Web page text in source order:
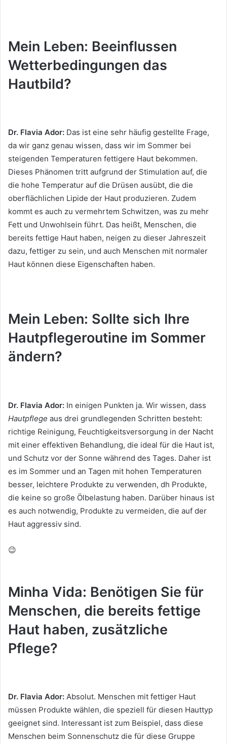
Mein Leben: Beeinflussen
Wetterbedingungen das
Hautbild?
Dr. Flavia Ador: Das ist eine sehr häufig gestellte Frage,
da wir ganz genau wissen, dass wir im Sommer bei
steigenden Temperaturen fettigere Haut bekommen.
Dieses Phänomen tritt aufgrund der Stimulation auf, die
die hohe Temperatur auf die Drüsen ausübt, die die
oberflächlichen Lipide der Haut produzieren. Zudem
kommt es auch zu vermehrtem Schwitzen, was zu mehr
Fett und Unwohlsein führt. Das heißt, Menschen, die
bereits fettige Haut haben, neigen zu dieser Jahreszeit
dazu, fettiger zu sein, und auch Menschen mit normaler
Haut können diese Eigenschaften haben.
Mein Leben: Sollte sich Ihre
Hautpflegeroutine im Sommer
ändern?
Dr. Flavia Ador: In einigen Punkten ja. Wir wissen, dass
Hautpflege aus drei grundlegenden Schritten besteht:
richtige Reinigung, Feuchtigkeitsversorgung in der Nacht
mit einer effektiven Behandlung, die ideal für die Haut ist,
und Schutz vor der Sonne während des Tages. Daher ist
es im Sommer und an Tagen mit hohen Temperaturen
besser, leichtere Produkte zu verwenden, dh Produkte,
die keine so große Ölbelastung haben. Darüber hinaus ist
es auch notwendig, Produkte zu vermeiden, die auf der
Haut aggressiv sind.
😉
Minha Vida: Benötigen Sie für
Menschen, die bereits fettige
Haut haben, zusätzliche
Pflege?
Dr. Flavia Ador: Absolut. Menschen mit fettiger Haut
müssen Produkte wählen, die speziell für diesen Hauttyp
geeignet sind. Interessant ist zum Beispiel, dass diese
Menschen beim Sonnenschutz die für diese Gruppe